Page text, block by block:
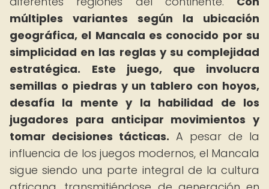
múltiples variantes según la ubicación
geográfica, el Mancala es conocido por su
simplicidad en las reglas y su complejidad
estratégica.
Este juego, que involucra
semillas o piedras y un tablero con hoyos,
desafía la mente y la habilidad de los
jugadores para anticipar movimientos y
tomar decisiones tácticas. A pesar de la
influencia de los juegos modernos, el Mancala
sigue siendo una parte integral de la cultura